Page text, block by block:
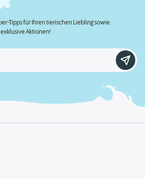
Tipps für Ihren tierischen Liebling sowie
Aktionen!